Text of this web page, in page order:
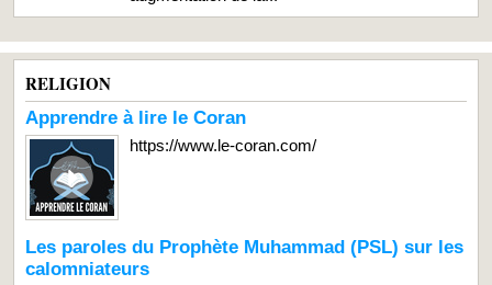
RELIGION
Apprendre à lire le Coran
https://www.le-coran.com/
Les paroles du Prophète Muhammad (PSL) sur les
calomniateurs